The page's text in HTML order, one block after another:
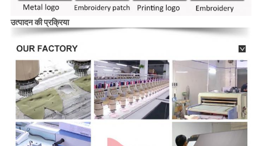
उत्पादन की प्रक्रिया